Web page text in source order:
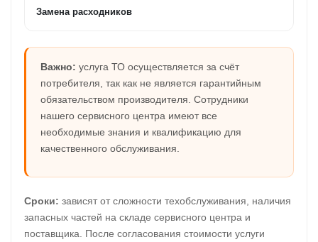
Замена расходников
Важно: услуга ТО осуществляется за счёт
потребителя, так как не является гарантийным
обязательством производителя. Сотрудники
нашего сервисного центра имеют все
необходимые знания и квалификацию для
качественного обслуживания.
Сроки: зависят от сложности техобслуживания, наличия
запасных частей на складе сервисного центра и
поставщика. После согласования стоимости услуги